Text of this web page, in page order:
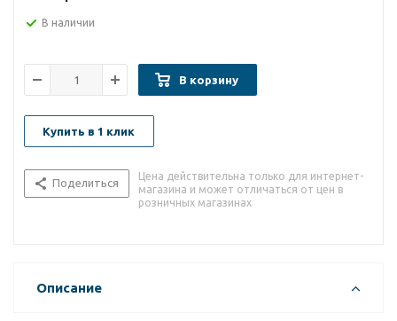
В наличии
В корзину
Купить в 1 клик
Поделиться
Цена действительна только для интернет-
магазина и может отличаться от цен в
розничных магазинах
Описание